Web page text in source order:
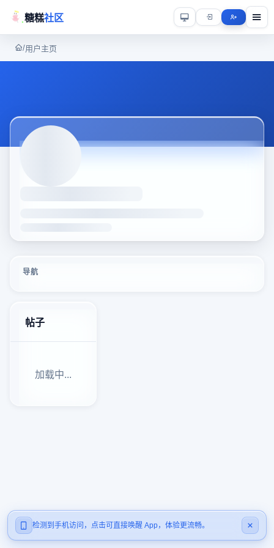
糖糕社区
检测到手机访问，点击可直接唤醒 App，体验更流畅。
/用户主页
导航
帖子
加载中...